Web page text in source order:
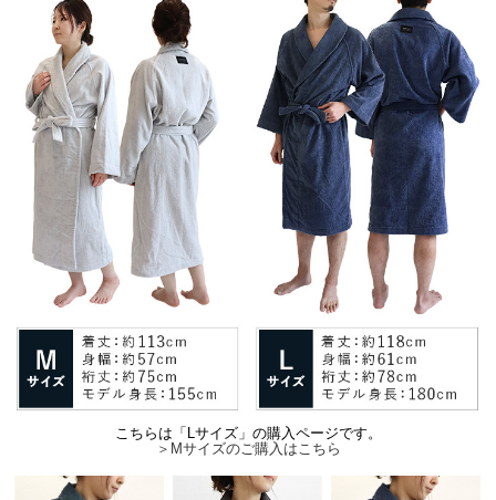
こちらは「Lサイズ」の購入ページです。
＞Mサイズのご購入はこちら